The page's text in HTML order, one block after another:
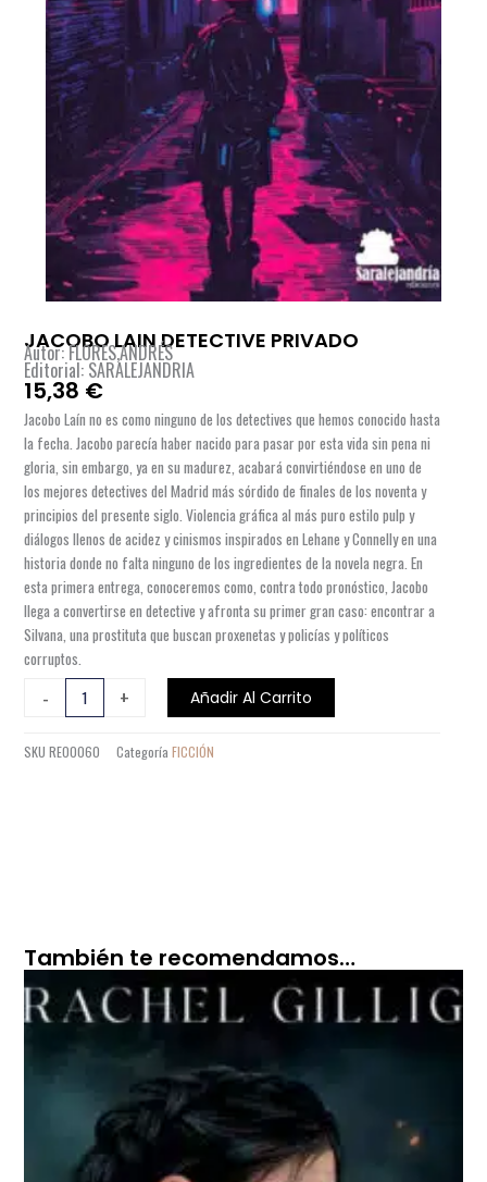
JACOBO LAIN DETECTIVE PRIVADO
Autor: FLORES,ANDRÉS
Editorial: SARALEJANDRIA
15,38 €
Jacobo Laín no es como ninguno de los detectives que hemos conocido hasta
la fecha. Jacobo parecía haber nacido para pasar por esta vida sin pena ni
gloria, sin embargo, ya en su madurez, acabará convirtiéndose en uno de
los mejores detectives del Madrid más sórdido de finales de los noventa y
principios del presente siglo. Violencia gráfica al más puro estilo pulp y
diálogos llenos de acidez y cinismos inspirados en Lehane y Connelly en una
historia donde no falta ninguno de los ingredientes de la novela negra. En
esta primera entrega, conoceremos como, contra todo pronóstico, Jacobo
llega a convertirse en detective y afronta su primer gran caso: encontrar a
Silvana, una prostituta que buscan proxenetas y policías y políticos
corruptos.
-
PRIVADO
+ Añadir Al Carrito
SKURE00060 Categoría FICCIÓN
También te recomendamos…